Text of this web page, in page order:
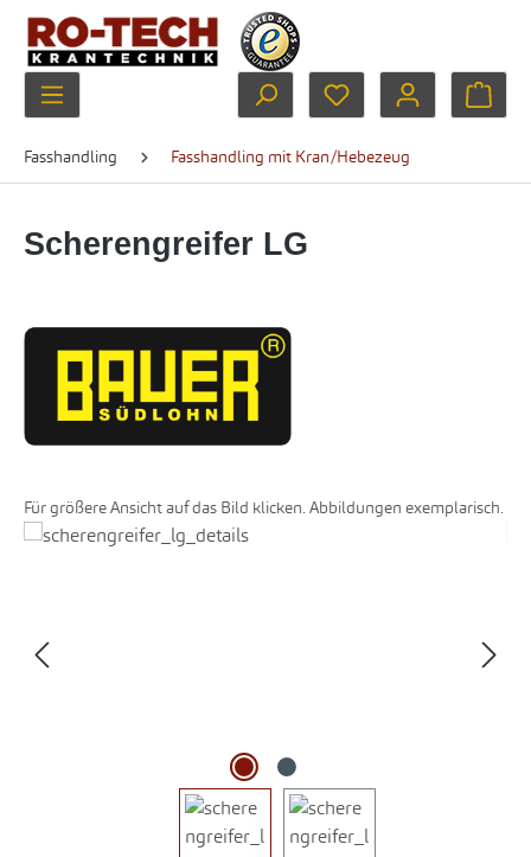
Zum Hauptinhalt springen
Du hast 0 Produkte
Fasshandling Fasshandling mit Kran/Hebezeug
Scherengreifer LG
Für größere Ansicht auf das Bild klicken. Abbildungen exemplarisch.
Bildergalerie überspringen